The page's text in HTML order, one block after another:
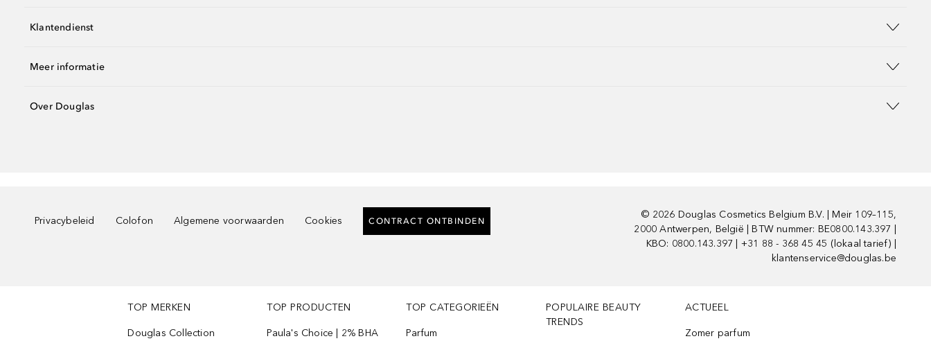
Klantendienst
Meer informatie
Over Douglas
Privacybeleid Colofon Algemene voorwaarden Cookies CONTRACT ONTBINDEN
© 2026 Douglas Cosmetics Belgium B.V. | Meir 109–115,
2000 Antwerpen, België | BTW nummer: BE0800.143.397 |
KBO: 0800.143.397 | +31 88 - 368 45 45 (lokaal tarief) |
klantenservice@douglas.be
TOP MERKEN
Douglas Collection
TOP PRODUCTEN
Paula's Choice | 2% BHA
TOP CATEGORIEËN
Parfum
POPULAIRE BEAUTY
TRENDS
ACTUEEL
Zomer parfum